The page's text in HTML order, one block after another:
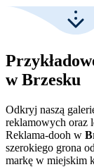
w Brzesku
Odkryj naszą
reklamowych oraz
Reklama-dooh w
szerokiego grona
markę w miejskim